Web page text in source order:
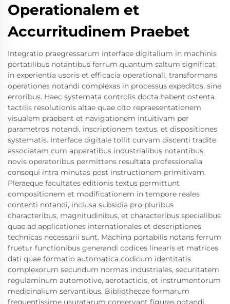
Operationalem et
Accurritudinem Praebet
Integratio praegressarum interface digitalium in machinis
portatilibus notantibus ferrum quantum saltum significat
in experientia usoris et efficacia operationali, transformans
operationes notandi complexas in processus expeditos, sine
erroribus. Haec systemata controlis docta habent ostenta
tactilis resolutionis altae quae cito repraesentationem
visualem praebent et navigationem intuitivam per
parametros notandi, inscriptionem textus, et dispositiones
systematis. Interface digitale tollit curvam discenti tradite
associatam cum apparatibus industrialibus notantibus,
novis operatoribus permittens resultata professionalia
consequi intra minutas post instructionem primitivam.
Pleraeque facultates editionis textus permittunt
compositionem et modificationem in tempore reales
contenti notandi, inclusa subsidia pro pluribus
characteribus, magnitudinibus, et characteribus specialibus
quae ad applicationes internationales et descriptiones
technicas necessarii sunt. Machina portabilis notans ferrum
fruetur functionibus generandi codices linearis et matrices
dati quae formatio automatica codicum identitatis
complexorum secundum normas industriales, securitatem
regulaminum automotive, aerotacticis, et instrumentorum
medicinalium servantibus. Bibliothecae formarum
frequentissime usuratarum conservant figuras notandi,